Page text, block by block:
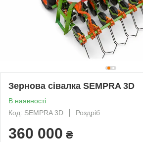
Зернова сівалка SEMPRA 3D
В наявності
Код: SEMPRA 3D
Роздріб
360 000 ₴